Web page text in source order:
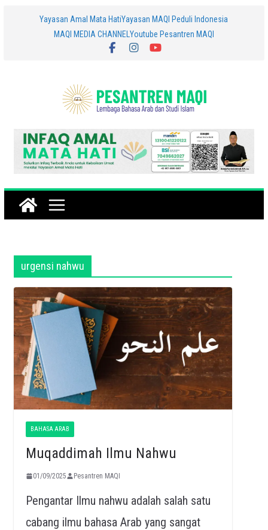
Yayasan Amal Mata HatiYayasan MAQI Peduli Indonesia
MAQI MEDIA CHANNEL Youtube Pesantren MAQI
urgensi nahwu
BAHASA ARAB
Muqaddimah Ilmu Nahwu
01/09/2025 Pesantren MAQI
Pengantar Ilmu nahwu adalah salah satu
cabang ilmu bahasa Arab yang sangat